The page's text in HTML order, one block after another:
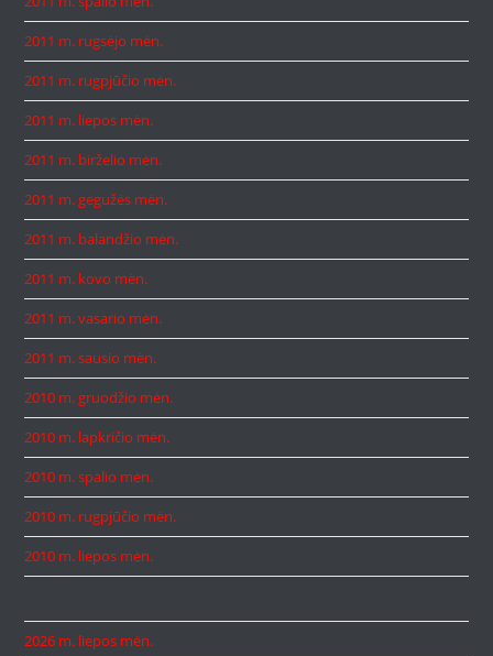
2011 m. rugsėjo mėn.
2011 m. rugpjūčio mėn.
2011 m. liepos mėn.
2011 m. birželio mėn.
2011 m. gegužės mėn.
2011 m. balandžio mėn.
2011 m. kovo mėn.
2011 m. vasario mėn.
2011 m. sausio mėn.
2010 m. gruodžio mėn.
2010 m. lapkričio mėn.
2010 m. spalio mėn.
2010 m. rugpjūčio mėn.
2010 m. liepos mėn.
2026 m. liepos mėn.